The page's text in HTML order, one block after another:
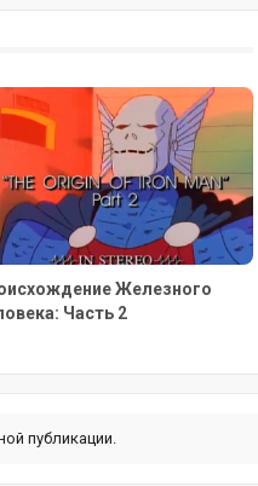
Железного
Часть 2
публикации.